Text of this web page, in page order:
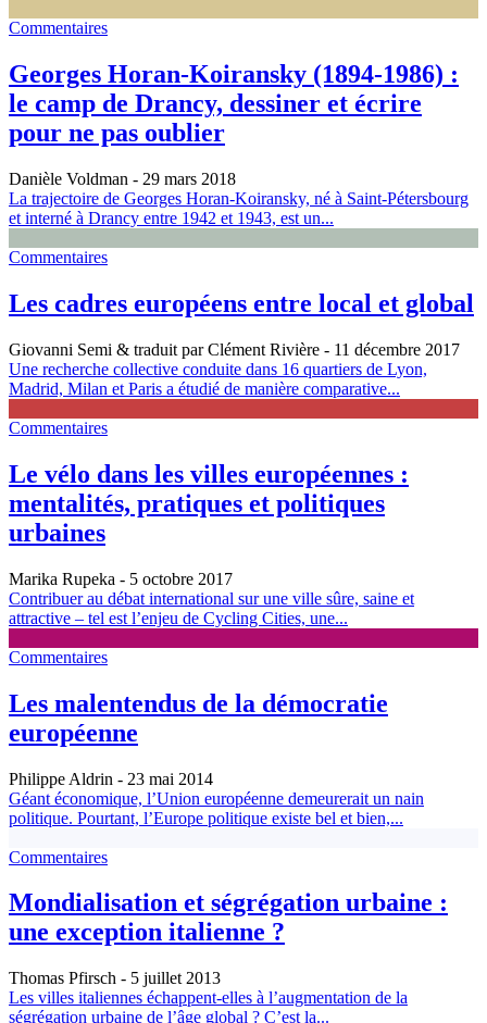
Commentaires
Georges Horan-Koiransky (1894‑1986) :
le camp de Drancy, dessiner et écrire
pour ne pas oublier
Danièle Voldman - 29 mars 2018
La trajectoire de Georges Horan-Koiransky, né à Saint-Pétersbourg
et interné à Drancy entre 1942 et 1943, est un...
Commentaires
Les cadres européens entre local et global
Giovanni Semi & traduit par Clément Rivière - 11 décembre 2017
Une recherche collective conduite dans 16 quartiers de Lyon,
Madrid, Milan et Paris a étudié de manière comparative...
Commentaires
Le vélo dans les villes européennes :
mentalités, pratiques et politiques
urbaines
Marika Rupeka - 5 octobre 2017
Contribuer au débat international sur une ville sûre, saine et
attractive – tel est l’enjeu de Cycling Cities, une...
Commentaires
Les malentendus de la démocratie
européenne
Philippe Aldrin - 23 mai 2014
Géant économique, l’Union européenne demeurerait un nain
politique. Pourtant, l’Europe politique existe bel et bien,...
Commentaires
Mondialisation et ségrégation urbaine :
une exception italienne ?
Thomas Pfirsch - 5 juillet 2013
Les villes italiennes échappent-elles à l’augmentation de la
ségrégation urbaine de l’âge global ? C’est la...